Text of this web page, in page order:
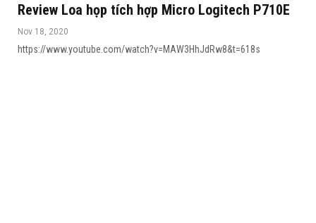
Review Loa họp tích hợp Micro Logitech P710E
Nov 18, 2020
https://www.youtube.com/watch?v=MAW3HhJdRw8&t=618s